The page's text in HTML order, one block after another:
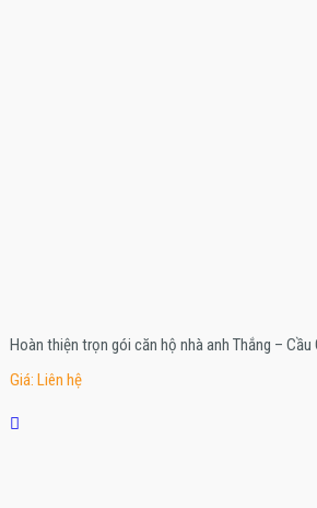
Hoàn thiện trọn gói căn hộ nhà anh Thắng – Cầu
Giá: Liên hệ